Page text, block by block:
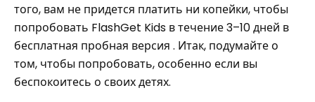
того, вам не придется платить ни копейки, чтобы
попробовать FlashGet Kids в течение 3–10 дней в
бесплатная пробная версия . Итак, подумайте о
том, чтобы попробовать, особенно если вы
беспокоитесь о своих детях.